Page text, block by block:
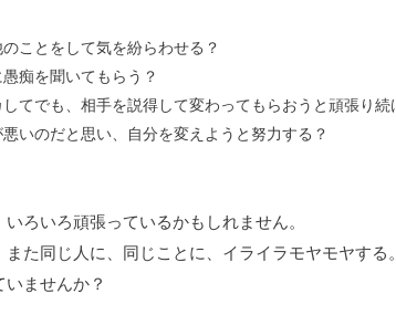
ことをして気を紛らわせる？
痴を聞いてもらう？
てでも、相手を説得して変わってもらおうと頑張り続
悪いのだと思い、自分を変えようと努力する？
ろいろ頑張っているかもしれません。
また同じ人に、同じことに、イライラモヤモヤす
ませんか？